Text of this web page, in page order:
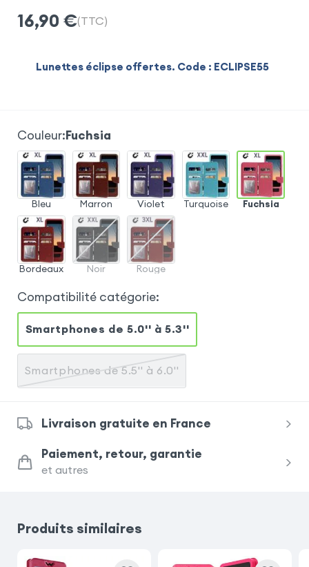
16,90 €(TTC)
Lunettes éclipse offertes. Code : ECLIPSE55
Couleur:Fuchsia
Bleu Marron Violet Turquoise Fuchsia
Bordeaux Noir Rouge
Compatibilité catégorie:
Smartphones de 5.0'' à 5.3''
Smartphones de 5.5'' à 6.0''
Livraison gratuite en France
Paiement, retour, garantie
et autres
Produits similaires